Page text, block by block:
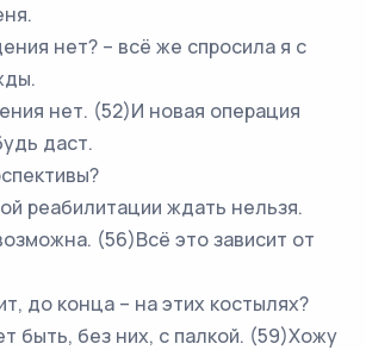
нет? – всё же спросила я с
нет. (52)И новая операция
даст.
ждать нельзя.
(56)Всё это зависит от
конца – на этих костылях?
без них, с палкой. (59)Хожу